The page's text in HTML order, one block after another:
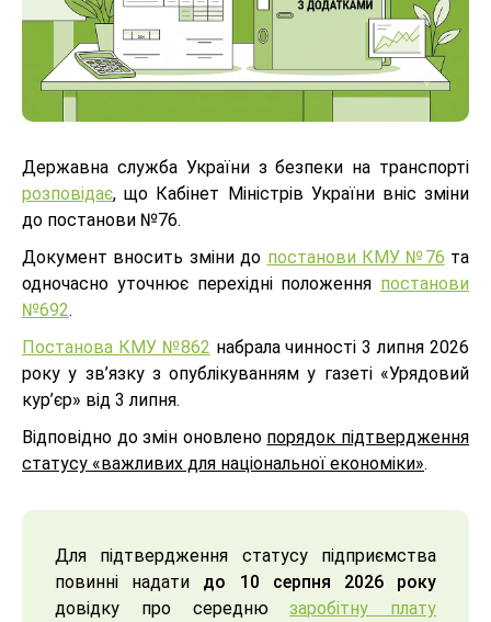
Державна служба України з безпеки на транспорті
розповідає, що Кабінет Міністрів України вніс зміни
до постанови №76.
Документ вносить зміни до постанови КМУ №76 та
одночасно уточнює перехідні положення постанови
№692.
Постанова КМУ №862 набрала чинності 3 липня 2026
року у зв’язку з опублікуванням у газеті «Урядовий
кур’єр» від 3 липня.
Відповідно до змін оновлено порядок підтвердження
статусу «важливих для національної економіки».
Для підтвердження статусу підприємства
повинні надати до 10 серпня 2026 року
довідку про середнюзаробітну плату